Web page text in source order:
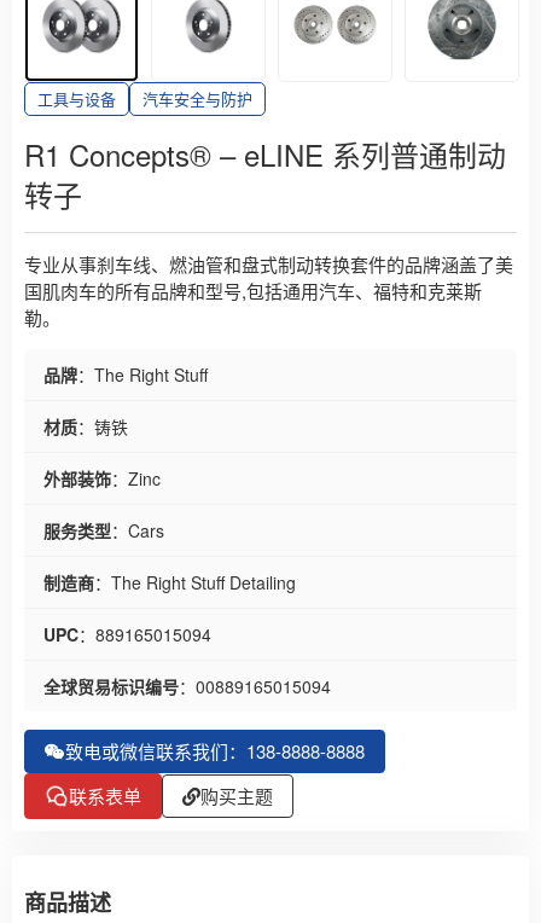
工具与设备 汽车安全与防护
R1 Concepts® – eLINE 系列普通制动
转子
专业从事刹车线、燃油管和盘式制动转换套件的品牌涵盖了美
国肌肉车的所有品牌和型号,包括通用汽车、福特和克莱斯
勒。
品牌：The Right Stuff
材质：铸铁
外部装饰：Zinc
服务类型：Cars
制造商：The Right Stuff Detailing
UPC：889165015094
全球贸易标识编号：00889165015094
致电或微信联系我们：138-8888-8888
联系表单
购买主题
商品描述